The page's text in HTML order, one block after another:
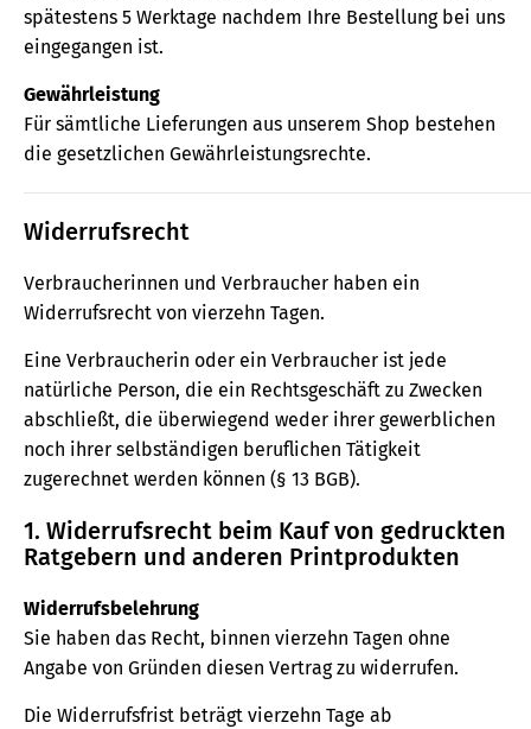
spätestens 5 Werktage nachdem Ihre Bestellung bei uns
eingegangen ist.
Gewährleistung
Für sämtliche Lieferungen aus unserem Shop bestehen
die gesetzlichen Gewährleistungsrechte.
Widerrufsrecht
Verbraucherinnen und Verbraucher haben ein
Widerrufsrecht von vierzehn Tagen.
Eine Verbraucherin oder ein Verbraucher ist jede
natürliche Person, die ein Rechtsgeschäft zu Zwecken
abschließt, die überwiegend weder ihrer gewerblichen
noch ihrer selbständigen beruflichen Tätigkeit
zugerechnet werden können (§ 13 BGB).
1. Widerrufsrecht beim Kauf von gedruckten
Ratgebern und anderen Printprodukten
Widerrufsbelehrung
Sie haben das Recht, binnen vierzehn Tagen ohne
Angabe von Gründen diesen Vertrag zu widerrufen.
Die Widerrufsfrist beträgt vierzehn Tage ab